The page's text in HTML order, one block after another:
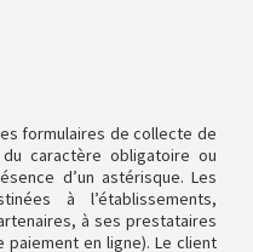
formulaires de collecte de
caractère obligatoire ou
d’un astérisque. Les
à l’établissements,
à ses prestataires
en ligne). Le client